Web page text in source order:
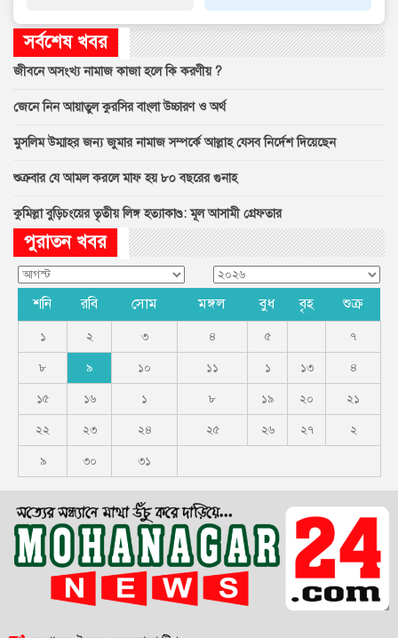
সর্বশেষ খবর
জীবনে অসংখ্য নামাজ কাজা হলে কি করণীয় ?
জেনে নিন আয়াতুল কুরসির বাংলা উচ্চারণ ও অর্থ
মুসলিম উম্মাহর জন্য জুমার নামাজ সম্পর্কে আল্লাহ যেসব নির্দেশ দিয়েছেন
শুক্রবার যে আমল করলে মাফ হয় ৮০ বছরের গুনাহ
কুমিল্লা বুড়িচংয়ের তৃতীয় লিঙ্গ হত্যাকাণ্ড: মূল আসামী গ্রেফতার
পুরাতন খবর
শনি রবি সোম মঙ্গল বুধ বৃহ শুক্র
১ ২ ৩ ৪ ৫ ৭
৮ ৯ ১০ ১১ ১ ১৩ ৪
১৫ ১৬ ১ ৮ ১৯ ২০ ২১
২২ ২৩ ২৪ ২৫ ২৬ ২৭ ২
৯ ৩০ ৩১